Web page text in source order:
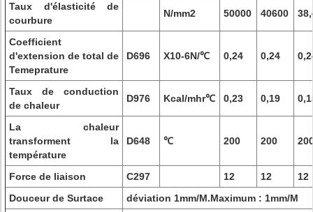
Taux d'élasticité de
courbure
N/mm2 50000 40600
Coefficient
d'extension de total de
Temeprature
D696 X10-6N/℃ 0,24 0,24
Taux de conduction
de chaleur
D976 Kcal/mhr℃ 0,23 0,19
La chaleur
transforment la
température
D648 ℃ 200 200
Force de liaison C297 12 12
12
Douceur de Surtace
déviation 1mm/M.Maximum : 1mm/M